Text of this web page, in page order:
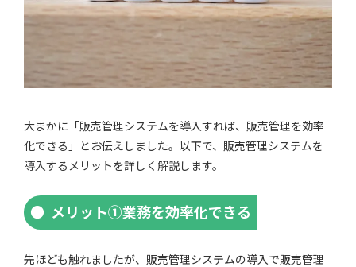
大まかに「販売管理システムを導入すれば、販売管理を効率
化できる」とお伝えしました。以下で、販売管理システムを
導入するメリットを詳しく解説します。
メリット①業務を効率化できる
先ほども触れましたが、販売管理システムの導入で販売管理